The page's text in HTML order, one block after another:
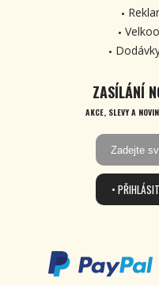
ZASÍLÁNÍ
AKCE, SLEVY A
•